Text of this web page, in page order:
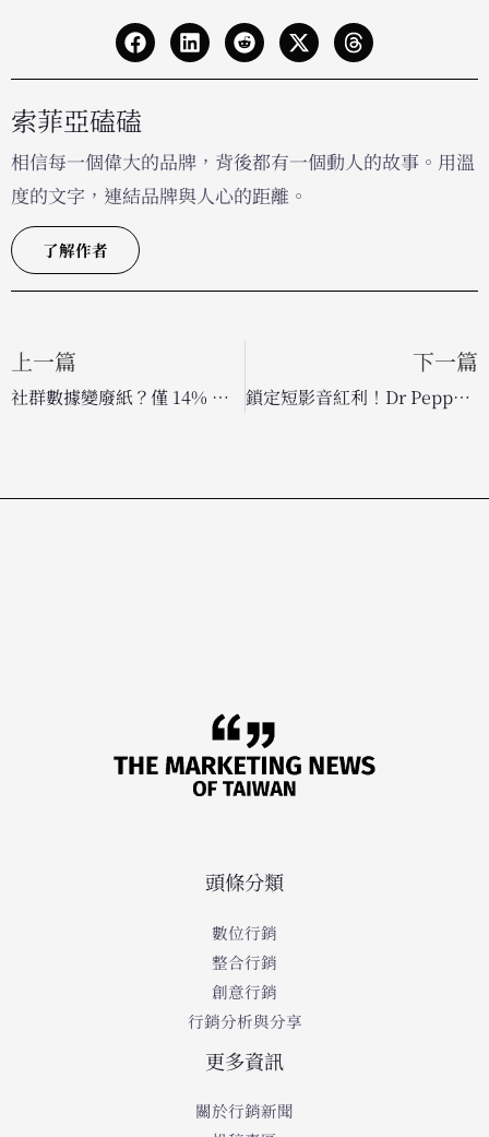
索菲亞磕磕
相信每一個偉大的品牌，背後都有一個動人的故事。用溫
度的文字，連結品牌與人心的距離。
了解作者
上一篇
社群數據變廢紙？僅 14% 專業人士認為數據洞察成功傳遞至決策層
下一篇
鎖定短影音紅利！Dr Pepper 推出「品牌微短劇」為限定口味回歸造勢
頭條分類
數位行銷
整合行銷
創意行銷
行銷分析與分享
更多資訊
關於行銷新聞